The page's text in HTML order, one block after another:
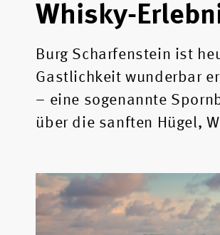
Whisky-
Burg Scharfenstein ist
Gastlichkeit wunderbar
– eine sogenannte
über die sanften Hügel,